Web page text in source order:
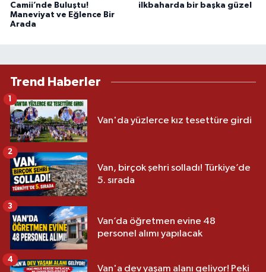
Camii’nde Buluştu!
Maneviyat ve Eğlence Bir
Arada
ilkbaharda bir başka güzel
Trend Haberler
Van'da yüzlerce kız tesettüre girdi
1
Van, birçok şehri solladı! Türkiye’de
5. sırada
2
Van’da öğretmen evine 48
personel alımı yapılacak
3
Van'a dev yaşam alanı geliyor! Peki
4